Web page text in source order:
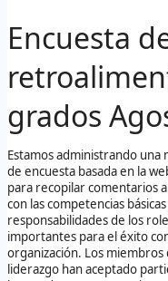
Encuesta
grados
Estamos administrando
de encuesta basada en la
para recopilar comentarios
con las competencias básicas
responsabilidades de los
importantes para el éxito
organización. Los miembros
liderazgo han aceptado